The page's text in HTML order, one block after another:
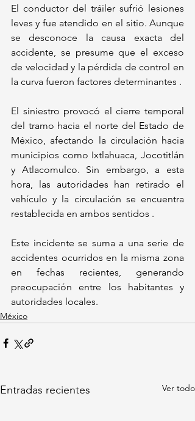
El conductor del tráiler sufrió lesiones
leves y fue atendido en el sitio. Aunque
se desconoce la causa exacta del
accidente, se presume que el exceso
de velocidad y la pérdida de control en
la curva fueron factores determinantes .
El siniestro provocó el cierre temporal
del tramo hacia el norte del Estado de
México, afectando la circulación hacia
municipios como Ixtlahuaca, Jocotitlán
y Atlacomulco. Sin embargo, a esta
hora, las autoridades han retirado el
vehículo y la circulación se encuentra
restablecida en ambos sentidos .
Este incidente se suma a una serie de
accidentes ocurridos en la misma zona
en fechas recientes, generando
preocupación entre los habitantes y
autoridades locales.
México
Entradas recientes Ver todo